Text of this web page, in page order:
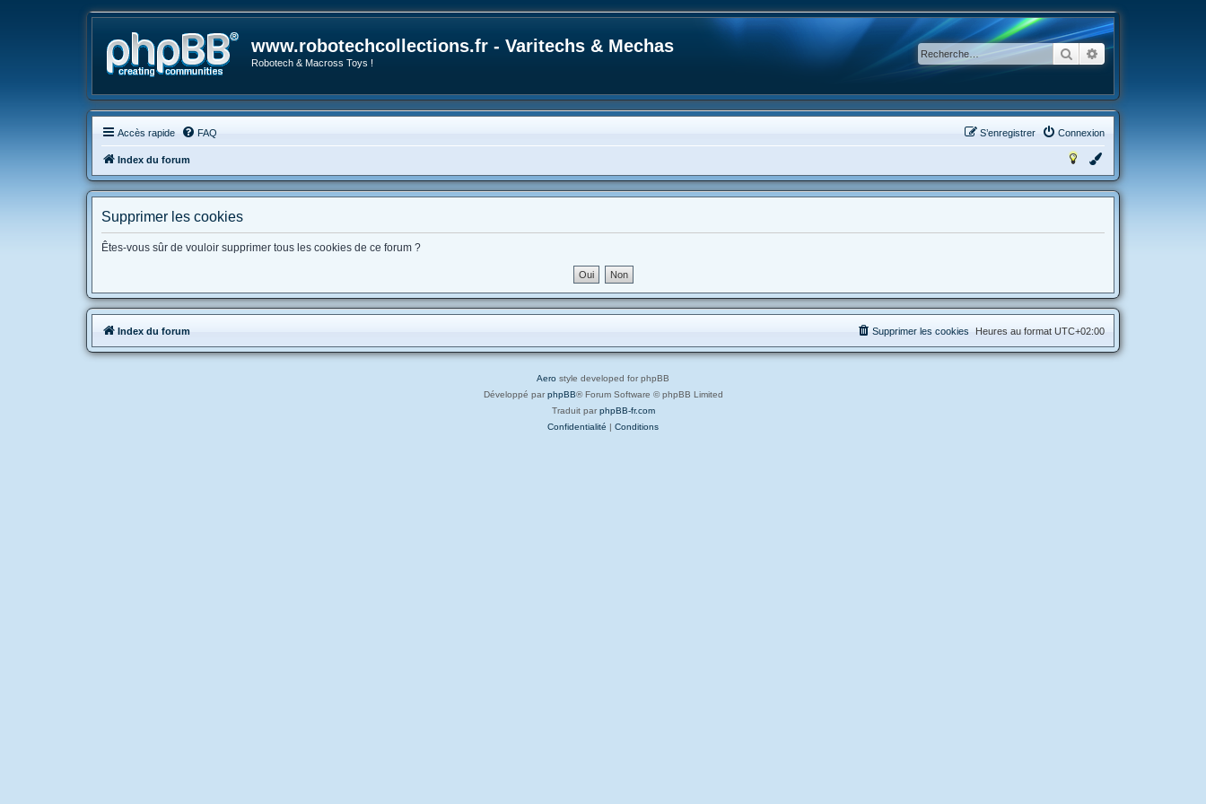
www.robotechcollections.fr - Varitechs & Mechas
Robotech & Macross Toys !
RechercherRecherche avancée
Accès rapide FAQ Connexion
S’enregistrer
Index du forum
Supprimer les cookies
Êtes-vous sûr de vouloir supprimer tous les cookies de ce forum ?
Index du forum Heures au format UTC+02:00
Supprimer les cookies
Aero style developed for phpBB
Développé par phpBB® Forum Software © phpBB Limited
Traduit par phpBB-fr.com
Confidentialité | Conditions